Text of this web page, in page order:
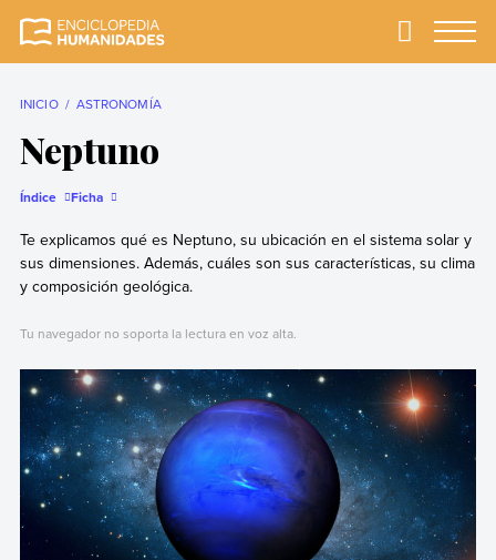
completa y más
Primary
INICIO ASTRONOMÍA
Neptuno
Índice Ficha
Te explicamos qué es Neptuno, su ubicación en el sistema solar y
sus dimensiones. Además, cuáles son sus características, su clima
y composición geológica.
Tu navegador no soporta la lectura en voz alta.